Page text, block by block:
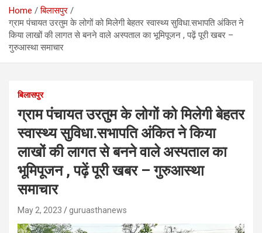
Home
बिलासपुर
ग्राम पंचायत उरतुम के लोगों को मिलेगी बेहतर स्वास्थ्य सुविधा.सभापति अंकित ने
किया लाखों की लागत से बनने वाले अस्पताल का भूमिपूजन , पढ़ें पूरी खबर –
गुरुआस्था समाचार
बिलासपुर
ग्राम पंचायत उरतुम के लोगों को मिलेगी बेहतर
स्वास्थ्य सुविधा.सभापति अंकित ने किया
लाखों की लागत से बनने वाले अस्पताल का
भूमिपूजन , पढ़ें पूरी खबर – गुरुआस्था
समाचार
May 2, 2023 guruasthanews